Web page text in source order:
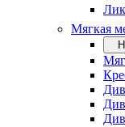
Мягкая